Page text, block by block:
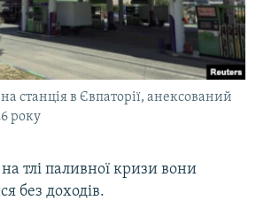
станція в Євпаторії, анексований
року
тлі паливної кризи вони
без доходів.